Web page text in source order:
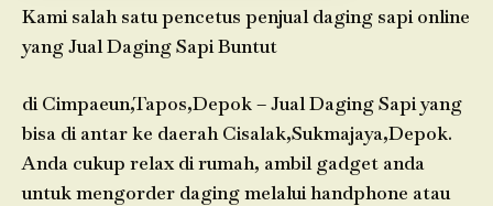
Kami salah satu pencetus penjual daging sapi online
yang Jual Daging Sapi Buntut
di Cimpaeun,Tapos,Depok – Jual Daging Sapi yang
bisa di antar ke daerah Cisalak,Sukmajaya,Depok.
Anda cukup relax di rumah, ambil gadget anda
untuk mengorder daging melalui handphone atau